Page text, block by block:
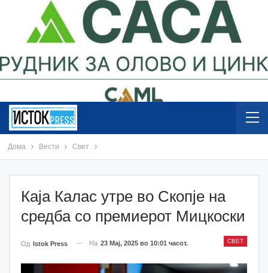
Дома Вести Свет
Каја Калас утре во Скопје на
средба со премиерот Мицкоски
СВЕТ
Од Istok Press На 23 Мај, 2025 во 10:01 часот.